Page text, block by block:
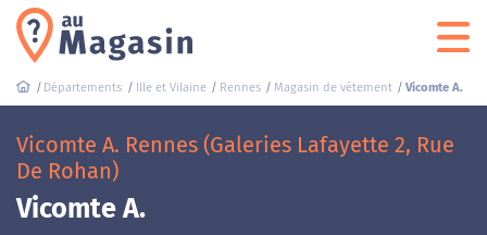
Départements Ille et Vilaine Rennes Magasin de vêtement Vicomte A.
Vicomte A. Rennes (Galeries Lafayette 2, Rue
De Rohan)
Vicomte A.